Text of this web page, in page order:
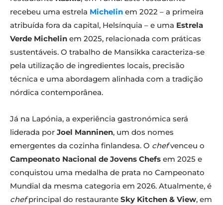
recebeu uma estrela Michelin em 2022 – a primeira
atribuída fora da capital, Helsínquia – e uma Estrela
Verde Michelin em 2025, relacionada com práticas
sustentáveis. O trabalho de Mansikka caracteriza-se
pela utilização de ingredientes locais, precisão
técnica e uma abordagem alinhada com a tradição
nórdica contemporânea.
Já na Lapónia, a experiência gastronómica será
liderada por Joel Manninen, um dos nomes
emergentes da cozinha finlandesa. O chefvenceu o
Campeonato Nacional de Jovens Chefs em 2025 e
conquistou uma medalha de prata no Campeonato
Mundial da mesma categoria em 2026. Atualmente, é
chefprincipal do restaurante Sky Kitchen & View, em